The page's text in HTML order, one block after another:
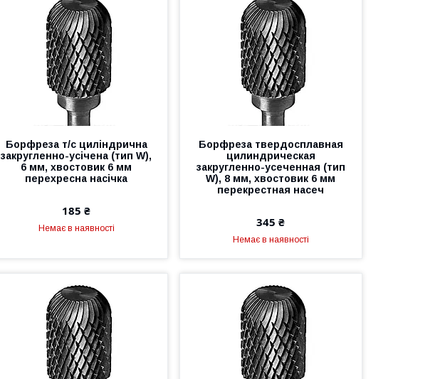
Борфреза т/с циліндрична
закругленно-усічена (тип W),
6 мм, хвостовик 6 мм
перехресна насічка
185 ₴
Немає в наявності
Борфреза твердосплавная
цилиндрическая
закругленно-усеченная (тип
W), 8 мм, хвостовик 6 мм
перекрестная насеч
345 ₴
Немає в наявності